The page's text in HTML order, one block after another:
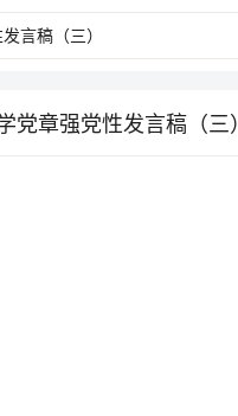
党章强党性发言稿（三）